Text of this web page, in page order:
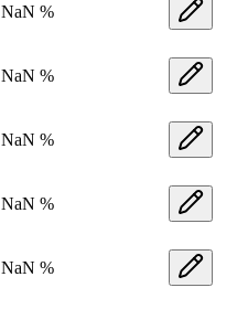
NaN %
NaN %
NaN %
NaN %
NaN %